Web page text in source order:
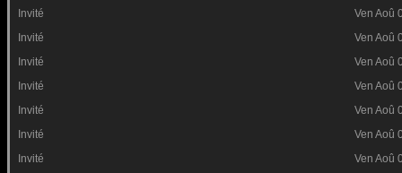
Invité
Ven Aoû
Invité
Ven Aoû
Invité
Ven Aoû
Invité
Ven Aoû
Invité
Ven Aoû
Invité
Ven Aoû
Invité
Ven Aoû